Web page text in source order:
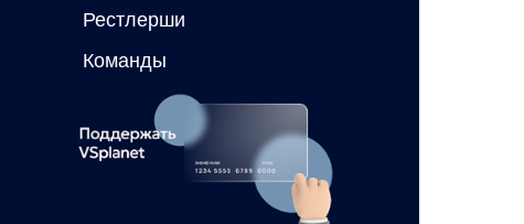
Рестлерши
Команды